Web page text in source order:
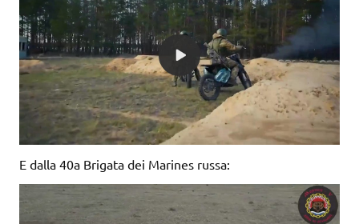
E dalla 40a Brigata dei Marines russa: